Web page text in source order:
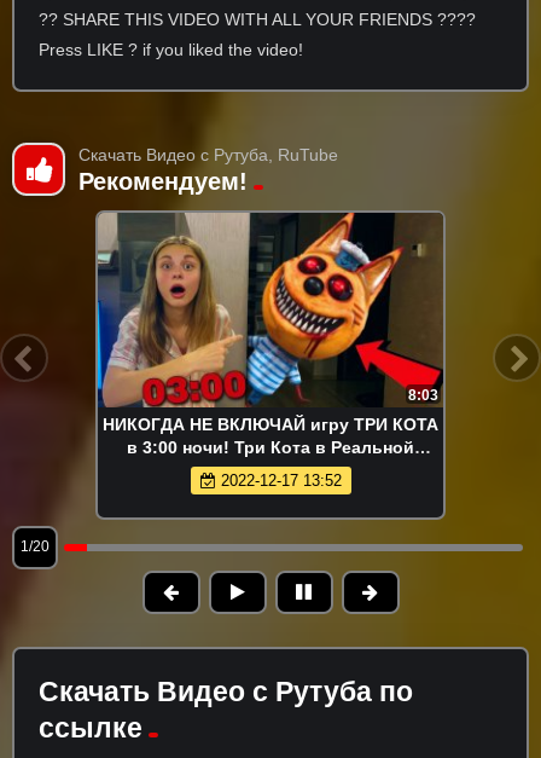
?? SHARE THIS VIDEO WITH ALL YOUR FRIENDS ????
Press LIKE ? if you liked the video!
Скачать Видео с Рутуба, RuTube
Рекомендуем!
8:03
НИКОГДА НЕ ВКЛЮЧАЙ игру ТРИ КОТА
в 3:00 ночи! Три Кота в Реальной
Жизни // ЮС ШОУ
2022-12-17 13:52
1/20
Скачать Видео с Рутуба по
ссылке